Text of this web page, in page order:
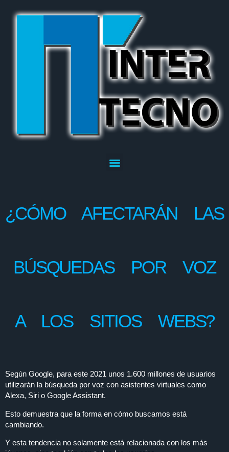
¿CÓMO AFECTARÁN LAS
BÚSQUEDAS POR VOZ
A LOS SITIOS WEBS?
Según Google, para este 2021 unos 1.600 millones de usuarios
utilizarán la búsqueda por voz con asistentes virtuales como
Alexa, Siri o Google Assistant.
Esto demuestra que la forma en cómo buscamos está
cambiando.
Y esta tendencia no solamente está relacionada con los más